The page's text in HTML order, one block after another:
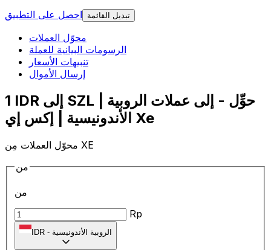
احصل على التطبيق
تبديل القائمة
محوّل العملات
الرسومات البيانية للعملة
تنبيهات الأسعار
إرسال الأموال
1 IDR إلى SZL | حوِّل - إلى عملات الروبية
الأندونيسية | إكس إي Xe
محوّل العملات مِن XE
من
من
Rp
IDR - الروبية الأندونيسية